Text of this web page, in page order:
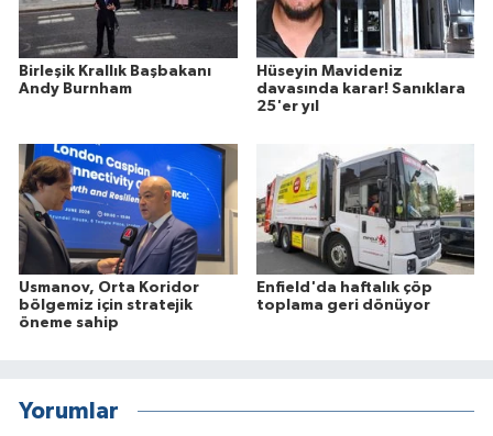
Birleşik Krallık Başbakanı
Andy Burnham
Hüseyin Mavideniz
davasında karar! Sanıklara
25'er yıl
Usmanov, Orta Koridor
bölgemiz için stratejik
öneme sahip
Enfield'da haftalık çöp
toplama geri dönüyor
Yorumlar